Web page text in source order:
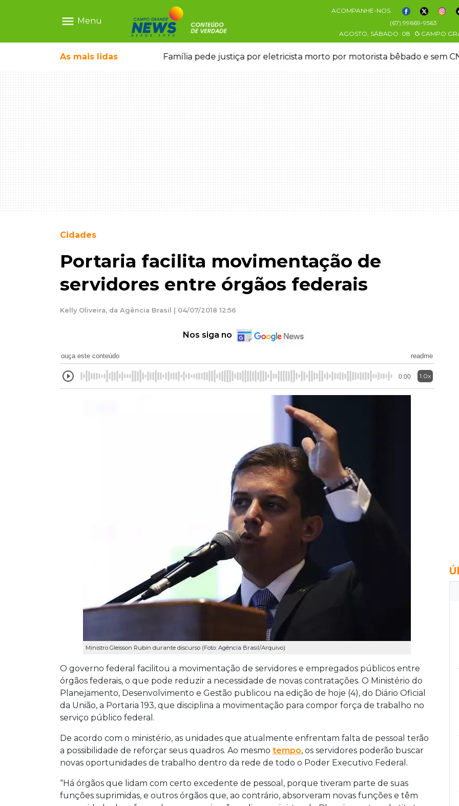
menu Menu
ACOMPANHE-NOS
(67) 99669-9563
AGOSTO, SÁBADO 08 CAMPO
As mais lidas
ligada a laboratório ilegal Família pede justiça por eletricista morto por motorista bêbado e sem
Cidades
Portaria facilita movimentação de
servidores entre órgãos federais
Kelly Oliveira, da Agência Brasil | 04/07/2018 12:56
Nos siga no
ouça este conteúdo readme
0:00 1.0x
Ministro Gleisson Rubin durante discurso (Foto: Agência Brasil/Arquivo)
O governo federal facilitou a movimentação de servidores e empregados públicos entre
órgãos federais, o que pode reduzir a necessidade de novas contratações. O Ministério do
Planejamento, Desenvolvimento e Gestão publicou na edição de hoje (4), do Diário Oficial
da União, a Portaria 193, que disciplina a movimentação para compor força de trabalho no
serviço público federal.
De acordo com o ministério, as unidades que atualmente enfrentam falta de pessoal terão
a possibilidade de reforçar seus quadros. Ao mesmo tempo, os servidores poderão buscar
novas oportunidades de trabalho dentro da rede de todo o Poder Executivo Federal.
“Há órgãos que lidam com certo excedente de pessoal, porque tiveram parte de suas
funções suprimidas, e outros órgãos que, ao contrário, absorveram novas funções e têm